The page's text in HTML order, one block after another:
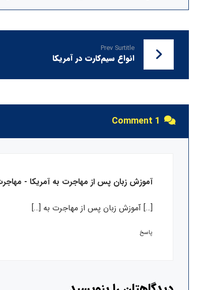
Prev Surtitle
انواع سیم‌کارت در آمریکا
1 Comment
آموزش زبان پس از مهاجرت به آمریکا - مهاجرت
[…] آموزش زبان پس از مهاجرت به […]
پاسخ